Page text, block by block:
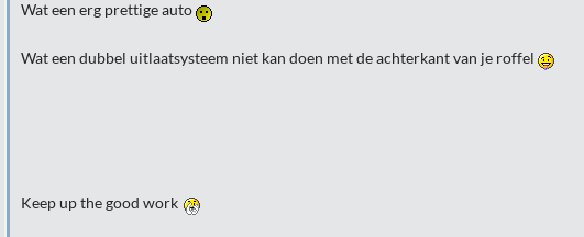
Wat een erg prettige auto
Wat een dubbel uitlaatsysteem niet kan doen met de achterkant van je roffel
Keep up the good work